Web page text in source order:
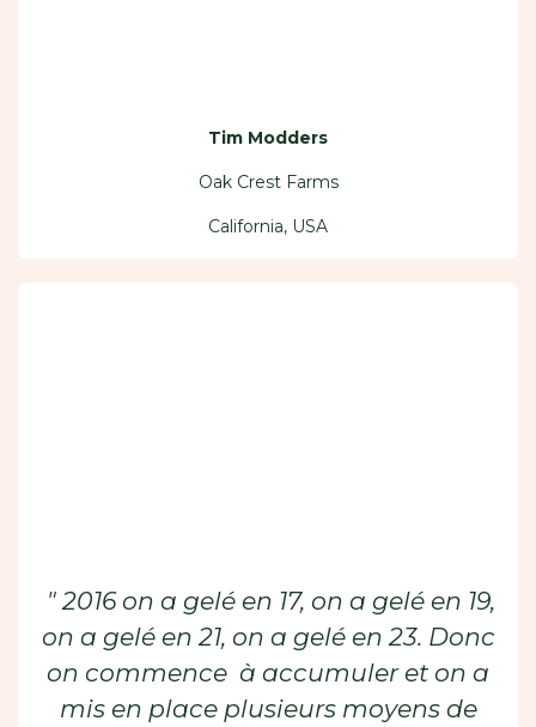
Tim Modders
Oak Crest Farms
California, USA
​ " 2016 on a gelé en 17, on a gelé en 19,
on a gelé en 21, on a gelé en 23. Donc
on commence à accumuler et on a
mis en place plusieurs moyens de